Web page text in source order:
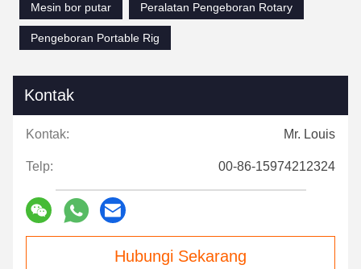
Mesin bor putar
Peralatan Pengeboran Rotary
Pengeboran Portable Rig
Kontak
Kontak: Mr. Louis
Telp: 00-86-15974212324
Hubungi Sekarang